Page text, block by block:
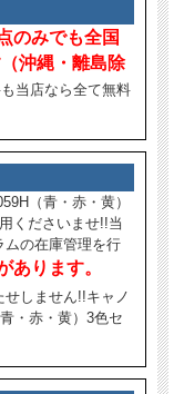
のみでも全国
沖縄・離島除
当店なら全て無料
（青・赤・黄）
くださいませ!!当
ムの在庫管理を行
あります。
しません!!キャノ
・赤・黄）3色セ